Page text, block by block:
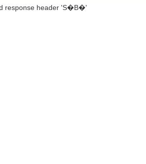
response header ' S�B�'